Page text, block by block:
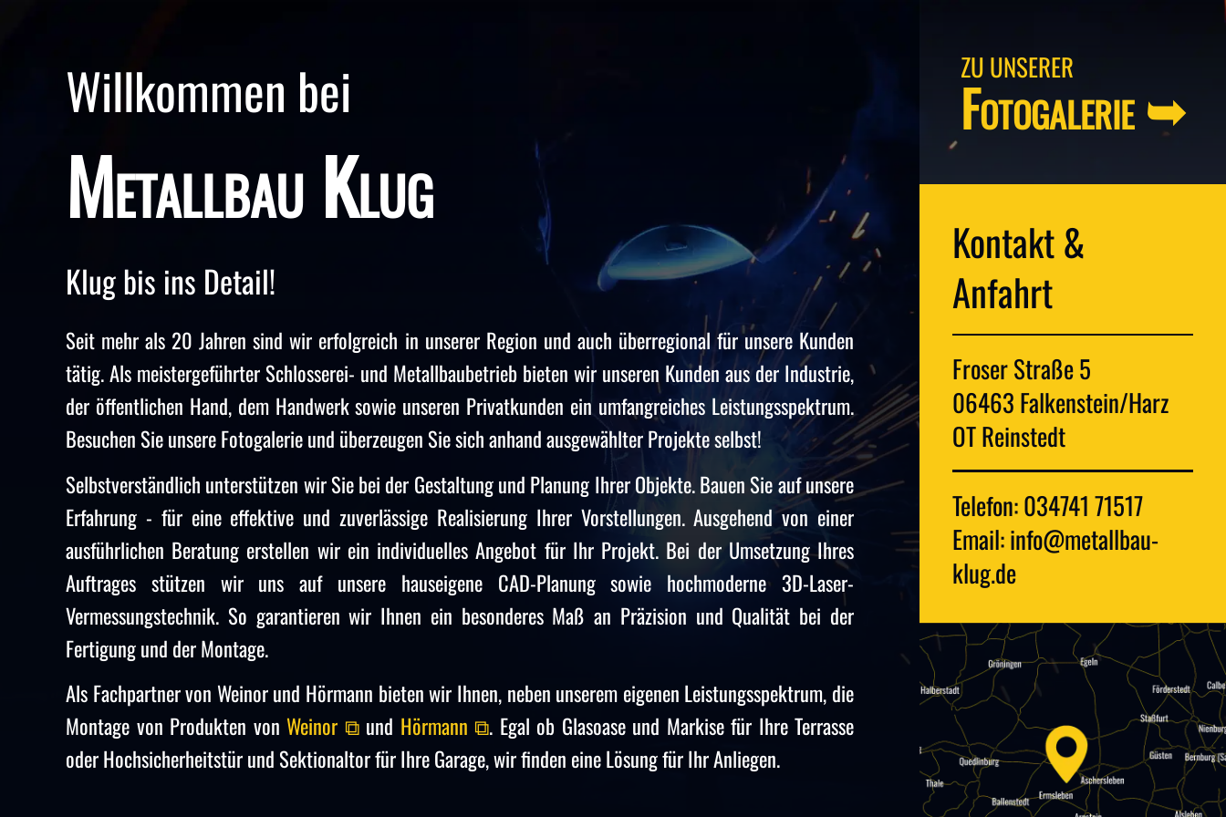
Willkommen bei
Metallbau Klug
Klug bis ins Detail!
Seit mehr als 20 Jahren sind wir erfolgreich in unserer Region und auch überregional für unsere Kunden
tätig. Als meistergeführter Schlosserei- und Metallbaubetrieb bieten wir unseren Kunden aus der Industrie,
der öffentlichen Hand, dem Handwerk sowie unseren Privatkunden ein umfangreiches Leistungsspektrum.
Besuchen Sie unsere Fotogalerie und überzeugen Sie sich anhand ausgewählter Projekte selbst!
Selbstverständlich unterstützen wir Sie bei der Gestaltung und Planung Ihrer Objekte. Bauen Sie auf unsere
Erfahrung - für eine effektive und zuverlässige Realisierung Ihrer Vorstellungen. Ausgehend von einer
ausführlichen Beratung erstellen wir ein individuelles Angebot für Ihr Projekt. Bei der Umsetzung Ihres
Auftrages stützen wir uns auf unsere hauseigene CAD-Planung sowie hochmoderne 3D-Laser-
Vermessungstechnik. So garantieren wir Ihnen ein besonderes Maß an Präzision und Qualität bei der
Fertigung und der Montage.
Als Fachpartner von Weinor und Hörmann bieten wir Ihnen, neben unserem eigenen Leistungsspektrum, die
Montage von Produkten von Weinor ⧉ und Hörmann ⧉. Egal ob Glasoase und Markise für Ihre Terrasse
oder Hochsicherheitstür und Sektionaltor für Ihre Garage, wir finden eine Lösung für Ihr Anliegen.
ZU UNSERER
Fotogalerie ➥
Kontakt &
Anfahrt
Froser Straße 5
06463 Falkenstein/Harz
OT Reinstedt
Telefon: 034741 71517
Email: info@metallbau-
klug.de